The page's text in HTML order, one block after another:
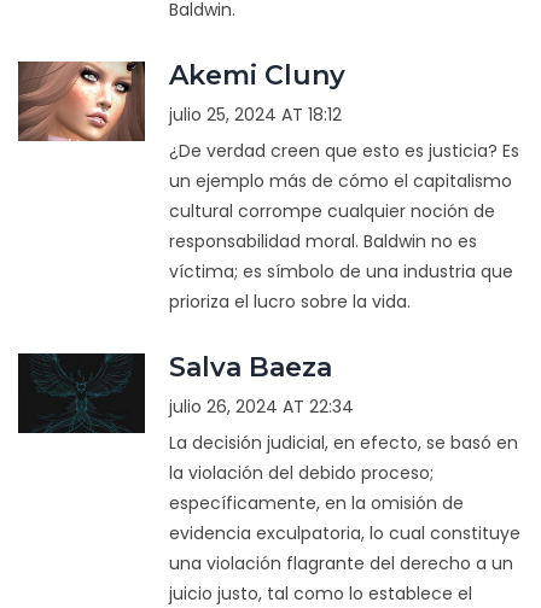
Baldwin.
Akemi Cluny
julio 25, 2024 AT 18:12
¿De verdad creen que esto es justicia? Es
un ejemplo más de cómo el capitalismo
cultural corrompe cualquier noción de
responsabilidad moral. Baldwin no es
víctima; es símbolo de una industria que
prioriza el lucro sobre la vida.
Salva Baeza
julio 26, 2024 AT 22:34
La decisión judicial, en efecto, se basó en
la violación del debido proceso;
específicamente, en la omisión de
evidencia exculpatoria, lo cual constituye
una violación flagrante del derecho a un
juicio justo, tal como lo establece el